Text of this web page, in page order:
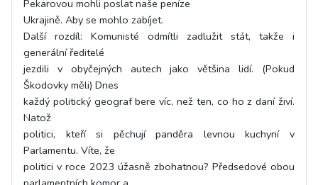
Pekarovou mohli poslat naše peníze
Ukrajině. Aby se mohlo zabíjet.
Další rozdíl: Komunisté odmítli zadlužit stát, takže i
generální ředitelé
jezdili v obyčejných autech jako většina lidí. (Pokud
Škodovky měli) Dnes
každý politický geograf bere víc, než ten, co ho z daní živí.
Natož
politici, kteří si pěchují panděra levnou kuchyní v
Parlamentu. Víte, že
politici v roce 2023 úžasně zbohatnou? Předsedové obou